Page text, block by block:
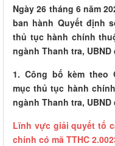
Ngày 26 tháng 6 năm
ban hành Quyết định
thủ tục hành chính
ngành Thanh tra,
1. Công bố kèm theo
mục thủ tục hành
ngành Thanh tra,
Lĩnh vực giải quyết tố
chính có mã TTHC